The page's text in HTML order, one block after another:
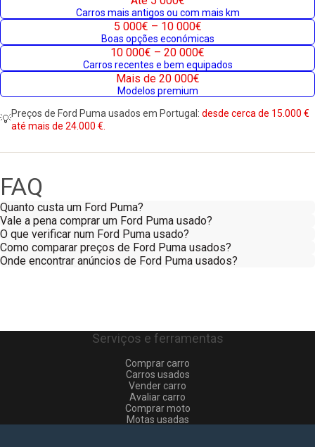
Carros mais antigos ou com mais km
5 000€ – 10 000€
Boas opções económicas
10 000€ – 20 000€
Carros recentes e bem equipados
Mais de 20 000€
Modelos premium
💡Preços de Ford Puma usados em Portugal: desde cerca de 15.000 €
até mais de 24.000 €.
FAQ
Quanto custa um Ford Puma?
Vale a pena comprar um Ford Puma usado?
O que verificar num Ford Puma usado?
Como comparar preços de Ford Puma usados?
Onde encontrar anúncios de Ford Puma usados?
Serviços e ferramentas
Comprar carro
Carros usados
Vender carro
Avaliar carro
Comprar moto
Motas usadas